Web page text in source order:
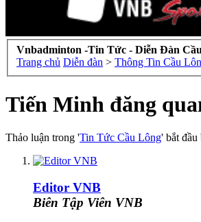
Vnbadminton -Tin Tức - Diễn Đàn
Trang chủ Diễn đàn > Thông Tin Cầu
Tiến Minh đăng
Thảo luận trong 'Tin Tức Cầu Lông' bắt đầu
Editor VNB
Biên Tập Viên VNB